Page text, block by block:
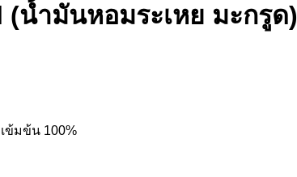
น้ำมันหอมระเหย มะกรูด)
ข้มข้น 100%